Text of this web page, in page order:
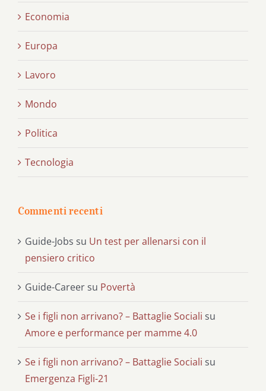
Economia
Europa
Lavoro
Mondo
Politica
Tecnologia
Commenti recenti
Guide-Jobs su Un test per allenarsi con il
pensiero critico
Guide-Career su Povertà
Se i figli non arrivano? – Battaglie Sociali su
Amore e performance per mamme 4.0
Se i figli non arrivano? – Battaglie Sociali su
Emergenza Figli-21